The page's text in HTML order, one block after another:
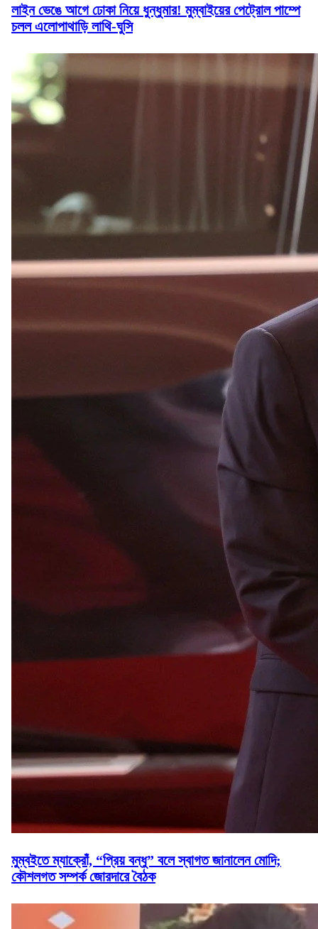
লাইন ভেঙে আগে ঢোকা নিয়ে ধুন্ধুমার! মুম্বাইয়ের পেট্রোল পাম্পে
চলল এলোপাথাড়ি লাথি-ঘুসি
মুম্বইতে ম্যাক্রোঁ, “প্রিয় বন্ধু” বলে স্বাগত জানালেন মোদি;
কৌশলগত সম্পর্ক জোরদারে বৈঠক